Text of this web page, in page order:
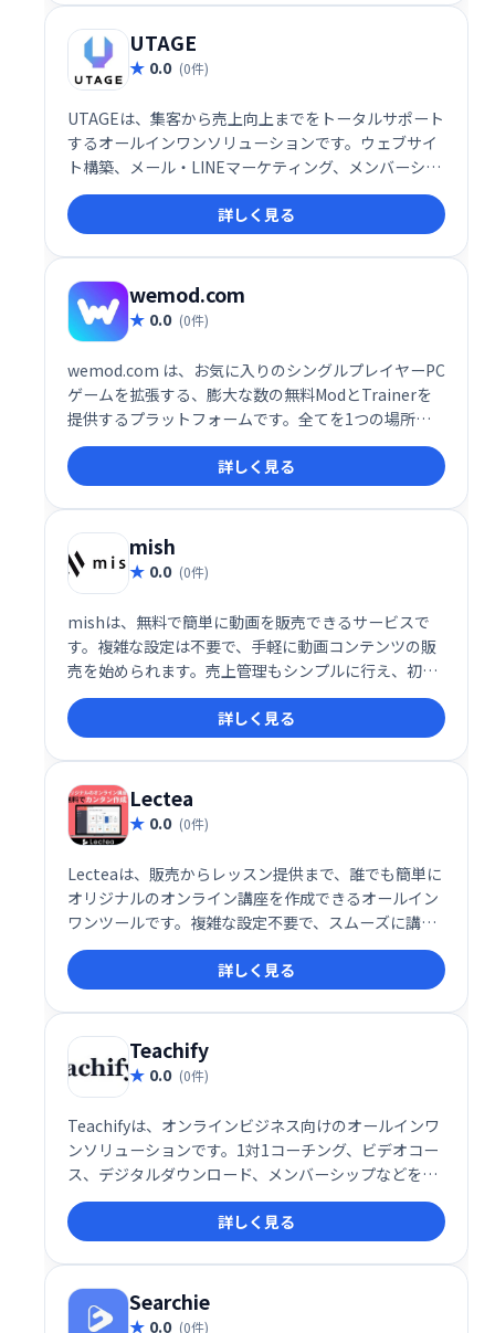
UTAGE
0.0 (0件)
UTAGEは、集客から売上向上までをトータルサポート
するオールインワンソリューションです。ウェブサイ
ト構築、メール・LINEマーケティング、メンバーシッ
プ管理、決済処理、顧客情報管理、業務自動化など、
ビジネスに必要な機能を網羅。煩雑な作業を効率化
し、売上アップを実現します。集客や売上向上でお悩
みの事業者様は、ぜひUTAGEをご検討ください。
詳しく見る
wemod.com
0.0 (0件)
wemod.com は、お気に入りのシングルプレイヤーPC
ゲームを拡張する、膨大な数の無料ModとTrainerを
提供するプラットフォームです。全てを1つの場所に
集約し、簡単にアクセスできます。ゲームプレイをカ
スタマイズし、新たな楽しみ方を見つけましょう！数
千ものModとTrainerが、あなたのゲーム体験をレベ
ルアップさせます。wemod.comで、今すぐお好みの
ゲームを探して、プレイスタイルを自由にカスタマイ
ズしましょう！
詳しく見る
mish
0.0 (0件)
mishは、無料で簡単に動画を販売できるサービスで
す。複雑な設定は不要で、手軽に動画コンテンツの販
売を始められます。売上管理もシンプルに行え、初心
者でも安心して利用できます。動画販売で収益化を目
指したい方におすすめです。
詳しく見る
Lectea
0.0 (0件)
Lecteaは、販売からレッスン提供まで、誰でも簡単に
オリジナルのオンライン講座を作成できるオールイン
ワンツールです。複雑な設定不要で、スムーズに講座
作成・運営が可能。集客から販売、レッスン管理まで
を効率化し、オンライン講座ビジネスの成功をサポー
トします。
詳しく見る
Teachify
0.0 (0件)
Teachifyは、オンラインビジネス向けのオールインワ
ンソリューションです。1対1コーチング、ビデオコー
ス、デジタルダウンロード、メンバーシップなどを、
簡単に管理・販売できます。堅牢で洗練されたシステ
ムを、手頃な価格で提供。あなたの才能を収益化し、
ビジネスを成長させましょう！
詳しく見る
Searchie
0.0 (0件)